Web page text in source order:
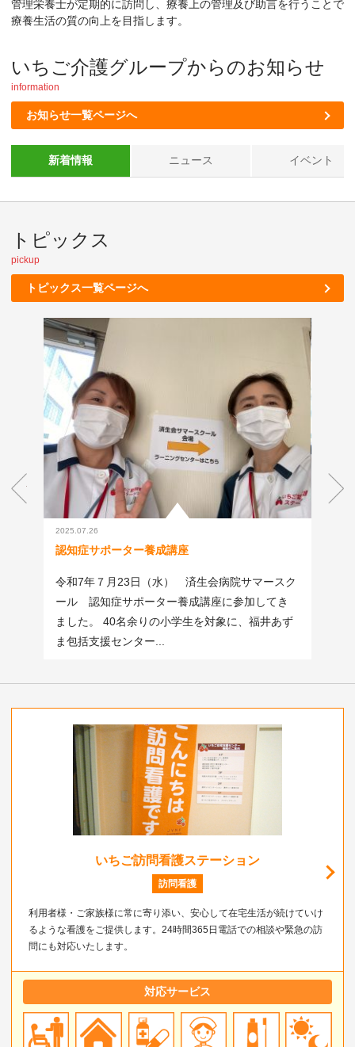
管理栄養士が定期的に訪問し、療養上の管理及び助言を行うことで
療養生活の質の向上を目指します。
いちご介護グループからのお知らせ
information
お知らせ一覧ページへ
新着情報 ニュース イベント
トピックス
pickup
トピックス一覧ページへ
2025.07.26
認知症サポーター養成講座
令和7年７月23日（水） 済生会病院サマースク
ール 認知症サポーター養成講座に参加してき
ました。 40名余りの小学生を対象に、福井あず
ま包括支援センター...
いちご訪問看護ステーション
訪問看護
利用者様・ご家族様に常に寄り添い、安心して在宅生活が続けていけ
るような看護をご提供します。24時間365日電話での相談や緊急の訪
問にも対応いたします。
対応サービス